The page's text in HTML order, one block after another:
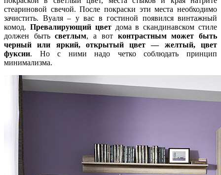
стеариновой свечой. После покраски эти места необходимо
зачистить. Вуаля – у вас в гостиной появился винтажный
комод. Превалирующий цветдома в скандинавском стиле
должен бытьсветлым, а вот контрастным может быть
черный или яркий, открытый цвет — желтый, цвет
фуксии. Но с ними надо четко соблюдать принцип
минимализма.